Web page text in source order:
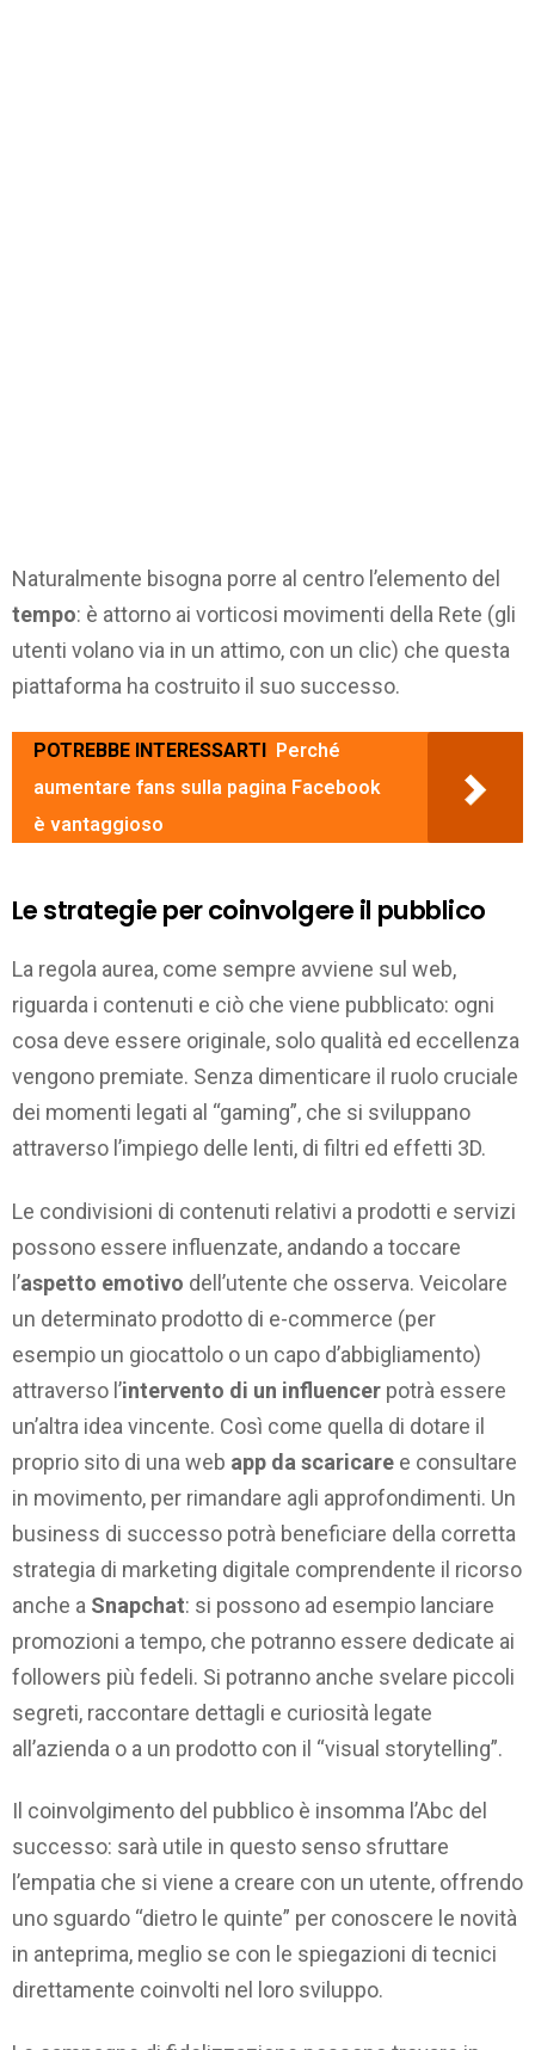
Naturalmente bisogna porre al centro l’elemento del
tempo: è attorno ai vorticosi movimenti della Rete (gli
utenti volano via in un attimo, con un clic) che questa
piattaforma ha costruito il suo successo.
POTREBBE INTERESSARTI Perché
aumentare fans sulla pagina Facebook
è vantaggioso
Le strategie per coinvolgere il pubblico
La regola aurea, come sempre avviene sul web,
riguarda i contenuti e ciò che viene pubblicato: ogni
cosa deve essere originale, solo qualità ed eccellenza
vengono premiate. Senza dimenticare il ruolo cruciale
dei momenti legati al “gaming”, che si sviluppano
attraverso l’impiego delle lenti, di filtri ed effetti 3D.
Le condivisioni di contenuti relativi a prodotti e servizi
possono essere influenzate, andando a toccare
l’aspetto emotivo dell’utente che osserva. Veicolare
un determinato prodotto di e-commerce (per
esempio un giocattolo o un capo d’abbigliamento)
attraverso l’intervento di un influencer potrà essere
un’altra idea vincente. Così come quella di dotare il
proprio sito di una web app da scaricare e consultare
in movimento, per rimandare agli approfondimenti. Un
business di successo potrà beneficiare della corretta
strategia di marketing digitale comprendente il ricorso
anche a Snapchat: si possono ad esempio lanciare
promozioni a tempo, che potranno essere dedicate ai
followers più fedeli. Si potranno anche svelare piccoli
segreti, raccontare dettagli e curiosità legate
all’azienda o a un prodotto con il “visual storytelling”.
Il coinvolgimento del pubblico è insomma l’Abc del
successo: sarà utile in questo senso sfruttare
l’empatia che si viene a creare con un utente, offrendo
uno sguardo “dietro le quinte” per conoscere le novità
in anteprima, meglio se con le spiegazioni di tecnici
direttamente coinvolti nel loro sviluppo.